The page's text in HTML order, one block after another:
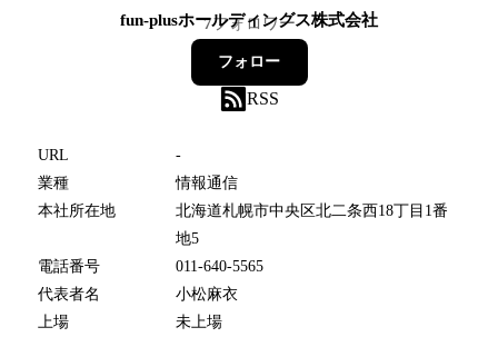
fun-plusホールディングス株式会社
7フォロワー
フォロー
RSS
URL
-
業種
情報通信
本社所在地
北海道札幌市中央区北二条西18丁目1番
地5
電話番号
011-640-5565
代表者名
小松麻衣
上場
未上場